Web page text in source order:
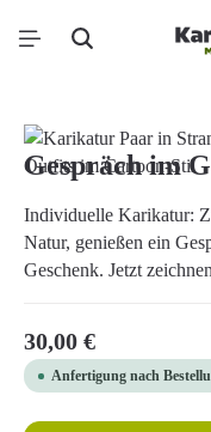
Zum Hauptinhalt
Bildergalerie
Gespräch im
Individuelle Karikatur:
Natur, genießen ein
Geschenk. Jetzt
Regulärer Preis:
30,00 €
Anfertigung nach